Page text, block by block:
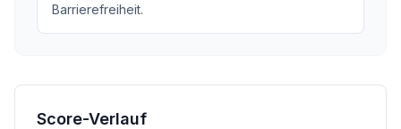
Barrierefreiheit.
Score-Verlauf